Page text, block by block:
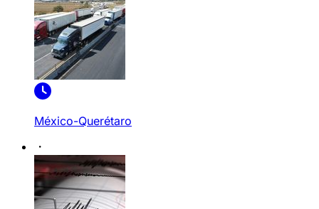
México-Querétaro